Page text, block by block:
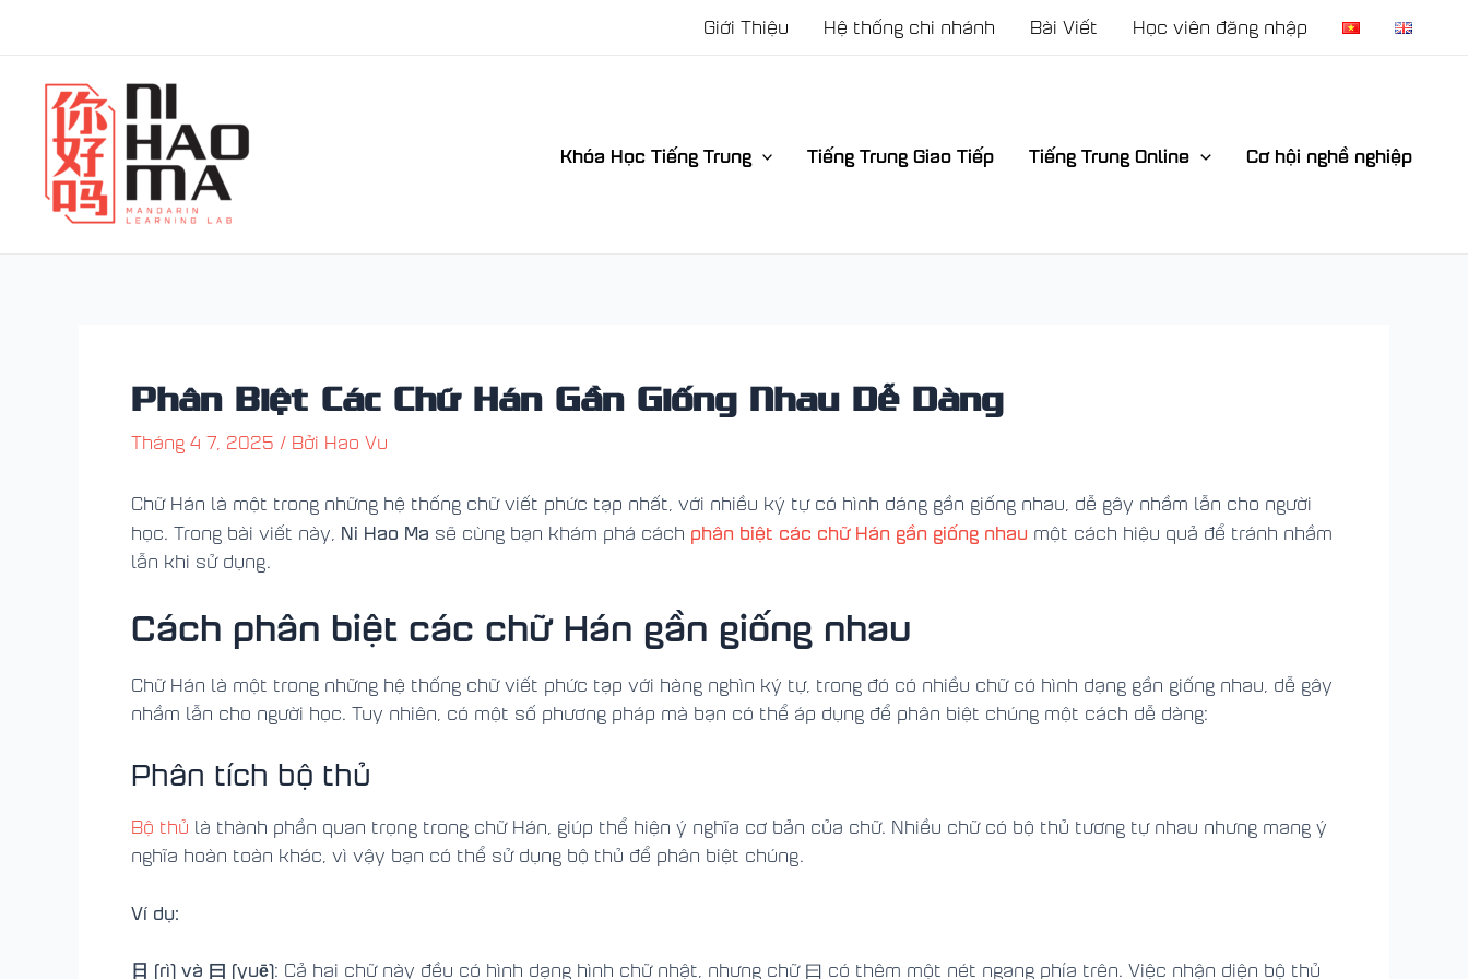
Giới Thiệu Hệ thống chi nhánh Bài Viết Học viên đăng nhập
Khóa Học Tiếng Trung Tiếng Trung Giao Tiếp Tiếng Trung Online Cơ hội nghề nghiệp
Phân Biệt Các Chữ Hán Gần Giống Nhau Dễ Dàng
Tháng 4 7, 2025 / Bởi Hao Vu
Chữ Hán là một trong những hệ thống chữ viết phức tạp nhất, với nhiều ký tự có hình dáng gần giống nhau, dễ gây nhầm lẫn cho người
học. Trong bài viết này, Ni Hao Ma sẽ cùng bạn khám phá cách phân biệt các chữ Hán gần giống nhau một cách hiệu quả để tránh nhầm
lẫn khi sử dụng.
Cách phân biệt các chữ Hán gần giống nhau
Chữ Hán là một trong những hệ thống chữ viết phức tạp với hàng nghìn ký tự, trong đó có nhiều chữ có hình dạng gần giống nhau, dễ gây
nhầm lẫn cho người học. Tuy nhiên, có một số phương pháp mà bạn có thể áp dụng để phân biệt chúng một cách dễ dàng:
Phân tích bộ thủ
Bộ thủ là thành phần quan trọng trong chữ Hán, giúp thể hiện ý nghĩa cơ bản của chữ. Nhiều chữ có bộ thủ tương tự nhau nhưng mang ý
nghĩa hoàn toàn khác, vì vậy bạn có thể sử dụng bộ thủ để phân biệt chúng.
Ví dụ:
日 (rì) và 曰 (yuē): Cả hai chữ này đều có hình dạng hình chữ nhật, nhưng chữ 曰 có thêm một nét ngang phía trên. Việc nhận diện bộ thủ
viết